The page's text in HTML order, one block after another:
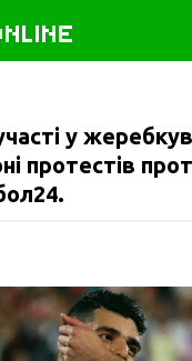
у
протестів